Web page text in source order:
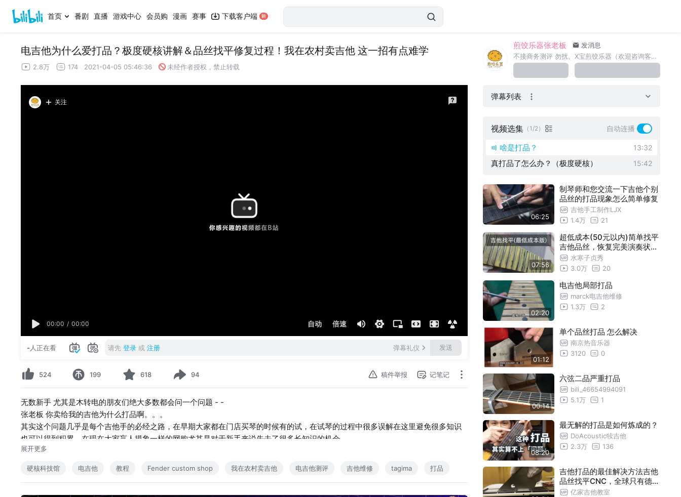
首页 番剧 直播 游戏中心 会员购 漫画 赛事 下载客户端
电吉他为什么爱打品？极度硬核讲解＆品丝找平修复过程！我在农村卖吉他 这一招有点难学
2.8万 174 2021-04-05 05:46:36 未经作者授权，禁止转载
关注
00:00 / 00:00 自动 倍速
-人正在看 请先 登录 或 注册 弹幕礼仪 发送
524 199 618 94 稿件举报 记笔记
无数新手 尤其是木转电的朋友们绝大多数都会问一个问题 - -
张老板 你卖给我的吉他为什么打品啊。。。
其实这个问题几乎是每个吉他手的必经之路，在早期大家都在门店买琴的时候有的试，在试琴的过程中很多误解在这里避免很多知识
也可以得到积累，在现在大家盲人摸象一样的网购尤其是对于新手来说失去了很多长知识的机会。
这期节目我就给大家大概普及一下关于电吉他“打品”那些事，什么是打品什么是伪打品。。
P2部分是陈师傅硬核品丝找平大法，如果感兴趣 无聊 或者没有女朋友需要陪的大佬们可以赏光欣赏~
展开更多
硬核科技馆 电吉他 教程 Fender custom shop 我在农村卖吉他 电吉他测评 吉他维修 tagima 打品
煎饺乐器张老板
发消息
不接商务测评 勿扰。X宝煎饺乐器（欢迎咨询客服优惠）群+V jianjiao1432 努力做好服务，让大家满意。
弹幕列表
视频选集 （1/2） 自动连播
啥是打品？ 13:32
真打品了怎么办？（极度硬核） 15:42
06:25
制琴师和您交流一下吉他个别
品丝的打品现象怎么简单修复
吉他手工制作LJX
1.4万
21
07:56
超低成本(50元以内)简单找平
吉他品丝，恢复完美演奏状态
！全篇没有无用步骤，每一步
都请务必看仔细！
水寒子贞秀
3.0万
20
02:20
电吉他局部打品
marck电吉他维修
1.3万
2
01:12
单个品丝打品 怎么解决
南京热音乐器
3120
0
00:14
六弦二品严重打品
bili_46654994091
5.1万
1
08:20
最无解的打品是如何炼成的？
DoAcoustic犊吉他
2.3万
136
吉他打品的最佳解决方法吉他
品丝找平CNC，全球只有德国
和中国有这专用数控机床
亿家吉他教室